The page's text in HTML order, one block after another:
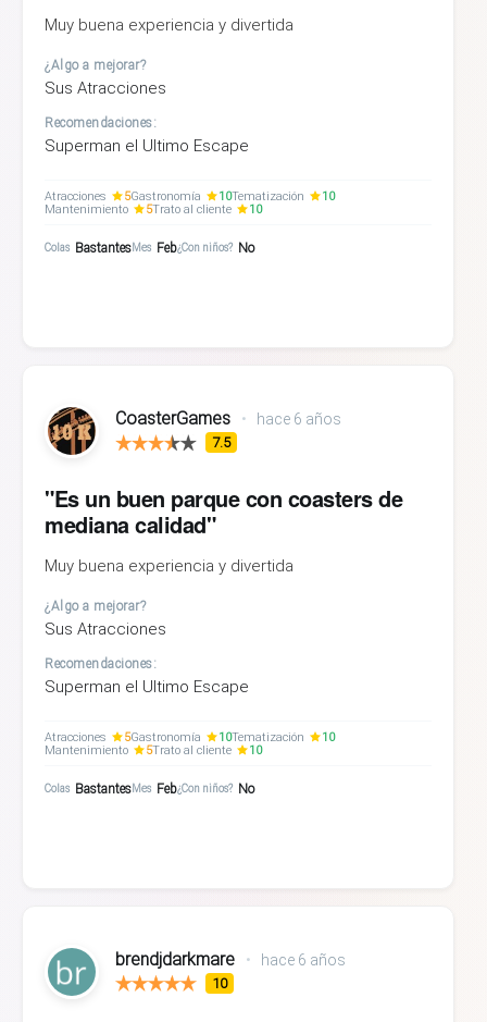
Muy buena experiencia y divertida
¿Algo a mejorar?
Sus Atracciones
Recomendaciones:
Superman el Ultimo Escape
Atracciones 5Gastronomía 10Tematización
10
Mantenimiento
5Trato al cliente 10
Colas BastantesMes Feb¿Con niños? No
CoasterGames • hace 6 años
7.5
"Es un buen parque con coasters de
mediana calidad"
Muy buena experiencia y divertida
¿Algo a mejorar?
Sus Atracciones
Recomendaciones:
Superman el Ultimo Escape
Atracciones 5Gastronomía 10Tematización
10
Mantenimiento
5Trato al cliente 10
Colas BastantesMes Feb¿Con niños? No
brendjdarkmare • hace 6 años
10